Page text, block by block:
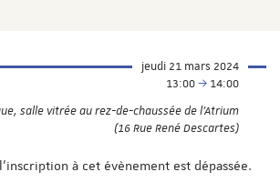
jeudi 21 mars 2024
13:00
14:00
salle vitrée au rez-de-chaussée de l'Atrium
(16 Rue René Descartes)
à cet évènement est dépassée.